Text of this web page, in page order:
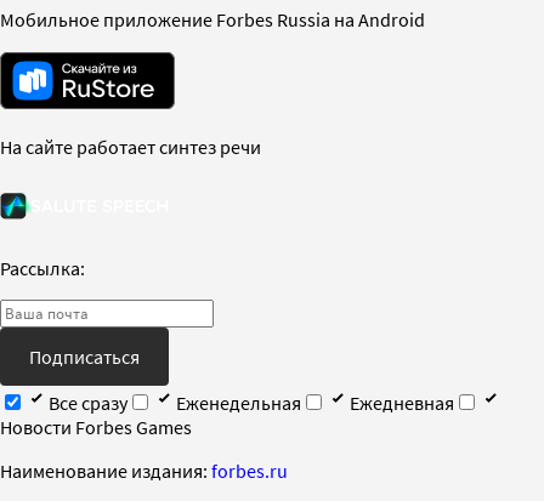
Мобильное приложение Forbes Russia на Android
На сайте работает синтез речи
Рассылка:
Подписаться
Все сразу
Еженедельная
Ежедневная
Новости Forbes Games
Наименование издания: forbes.ru